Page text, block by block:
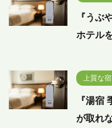
『うぶ
ホテル
上質な宿
『湯宿
が取れ